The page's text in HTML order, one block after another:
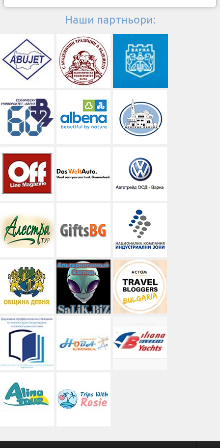
Наши партньори: